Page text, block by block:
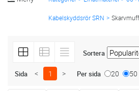
Kabelskyddsrör SRN
Sortera
Sida < 1 > Per sida 20 50